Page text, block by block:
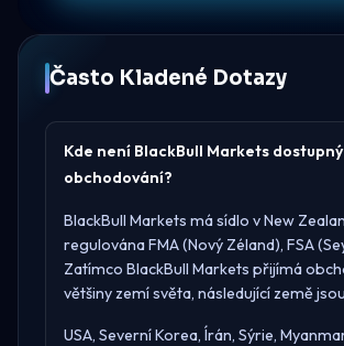
Často Kladené Dotazy
Kde není BlackBull Markets
obchodování?
BlackBull Markets má sídlo vNew
regulovánaFMA (Nový Zéland), FSA
Zatímco BlackBull Markets přijímá
většiny zemí světa, následující země
USA, Severní Korea, Írán, Sýrie,